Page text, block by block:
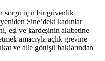
sorgu için bir güvenlik
Sine’deki kadınlar
eşi ve kardeşinin akıbetine
amacıyla açlık grevine
ve aile görüşü haklarından